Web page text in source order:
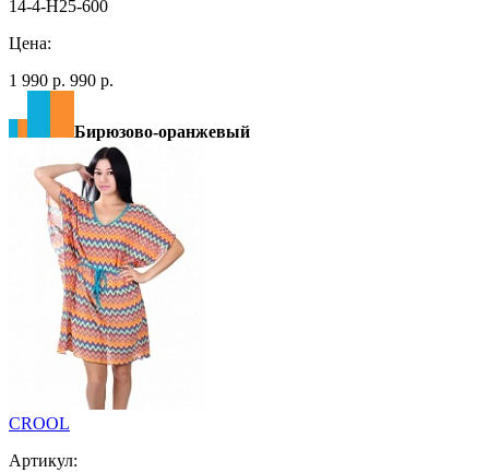
14-4-H25-600
Цена:
1 990 р. 990 р.
Бирюзово-оранжевый
CROOL
Артикул: